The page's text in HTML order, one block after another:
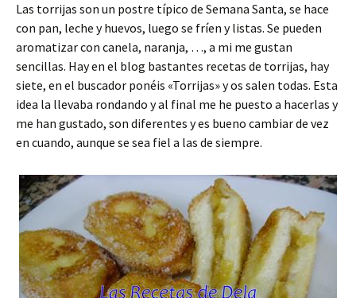
Las torrijas son un postre típico de Semana Santa, se hace
con pan, leche y huevos, luego se fríen y listas. Se pueden
aromatizar con canela, naranja, …, a mi me gustan
sencillas. Hay en el blog bastantes recetas de torrijas, hay
siete, en el buscador ponéis «Torrijas» y os salen todas. Esta
idea la llevaba rondando y al final me he puesto a hacerlas y
me han gustado, son diferentes y es bueno cambiar de vez
en cuando, aunque se sea fiel a las de siempre.